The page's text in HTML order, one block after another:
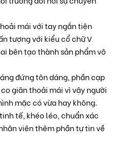
mái với tay ngắn tiện
tượng với kiểu cổ chữ V
bên tạo thành sản phẩm vô
đứng tôn dáng, phần cạp
giãn thoải mái vì vậy người
mặc có vừa hay không.
tế, khéo léo, chuẩn xác
viên thêm phần tự tin về